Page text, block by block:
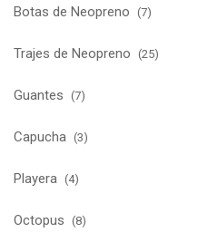
Botas de Neopreno (7)
Trajes de Neopreno (25)
Guantes (7)
Capucha (3)
Playera (4)
Octopus (8)